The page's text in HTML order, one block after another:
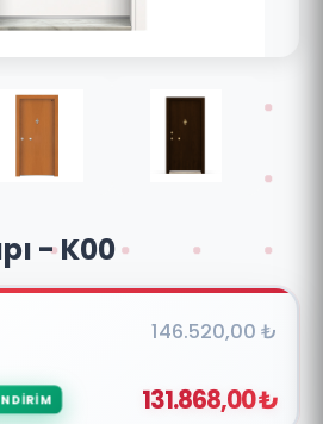
- K00
146.520,00 ₺
131.868,00 ₺